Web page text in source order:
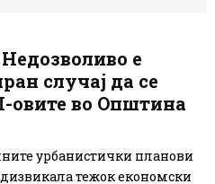
е
случај да се
овите во Општина
урбанистички планови
тежок економски